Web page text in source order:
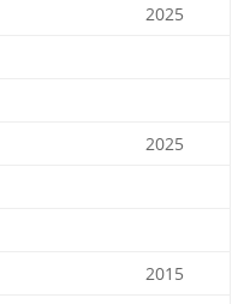
2025
2025
2015